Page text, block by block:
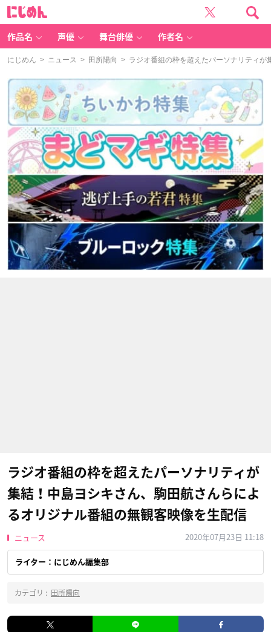
作品名 声優 舞台俳優 作者名
にじめん > ニュース > 田所陽向 > ラジオ番組の枠を超えたパーソナリティが
ラジオ番組の枠を超えたパーソナリティが
集結！中島ヨシキさん、駒田航さんらによ
るオリジナル番組の無観客映像を生配信
ニュース 2020年07月23日 11:18
ライター：にじめん編集部
カテゴリ : 田所陽向